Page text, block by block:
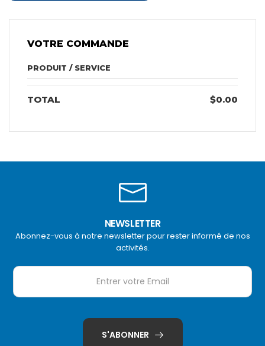
VOTRE COMMANDE
PRODUIT / SERVICE
TOTAL $0.00
NEWSLETTER
Abonnez-vous à notre newsletter pour rester informé de nos
activités.
S'ABONNER